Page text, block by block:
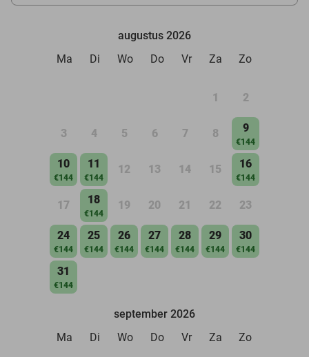
augustus 2026
Ma
Di Wo Do Vr Za Zo
1 2
3 4 5 6 7 8 9
€144
10
€144
11
€144
12 13 14 15 16
€144
17 18
€144
19 20 21 22 23
24
€144
25
€144
26
€144
27
€144
28
€144
29
€144
30
€144
31
€144
september 2026
Ma
Di Wo Do Vr Za Zo